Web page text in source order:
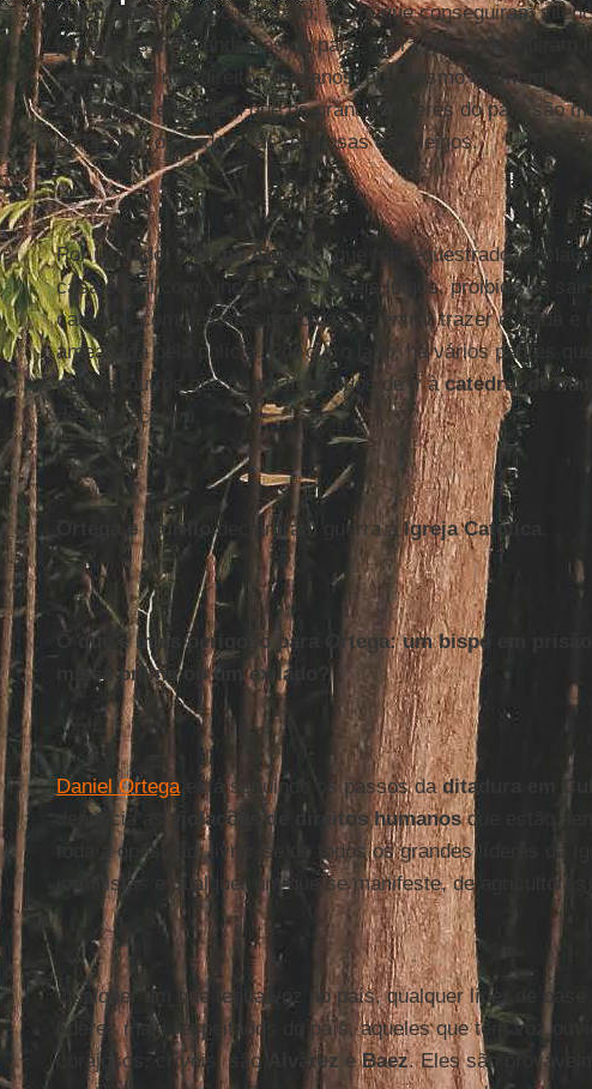
que tivemos no ano passado; agora que conseguiram
jornalistas independentes do país; agora que conseguiram
defensores dos direitos humanos, até mesmo ex-
eles agora entendem que os grandes líderes do país são
os bispos, os padres, as religiosas e os leigos.
Por um lado, obispo Alvarez, que foi seqüestrado,
casa curial com cinco padres e seis leigos, proibido de
catedral, com pessoas proibidas de entrar trazer comida e
ameaçada pela polícia. Por outro lado, há vários padres
polícia, outros que foram impedidos de ir àcatedral de
desapareceram.
Ortega e Murillo declararam guerra àIgreja Católica
O que é mais perigoso para Ortega: um bispo em
missa online ou um exilado?
Daniel Ortegaestá seguindo os passos daditadura em
denuncia as violações de direitos humanosque estão
toda a oposição; livrar-se de todos os grandes líderes da
jornalistas e qualquer um que se manifeste, de agricultores
Qualquer um que tenha voz no país, qualquer líder de
líderes mais respeitados do país, aqueles que têm voz
corajosos, críveis, são
Alvarez eBaez. Eles são